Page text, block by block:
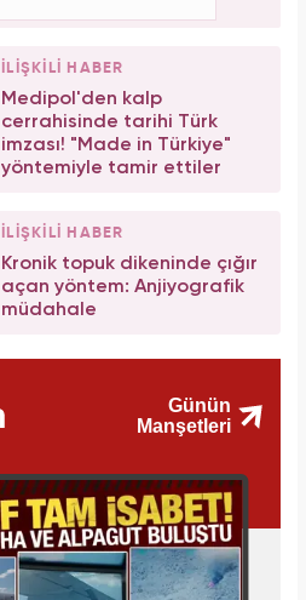
İLİŞKİLİ HABER
Medipol'den kalp
cerrahisinde tarihi Türk
imzası! "Made in Türkiye"
yöntemiyle tamir ettiler
İLİŞKİLİ HABER
Kronik topuk dikeninde çığır
açan yöntem: Anjiyografik
müdahale